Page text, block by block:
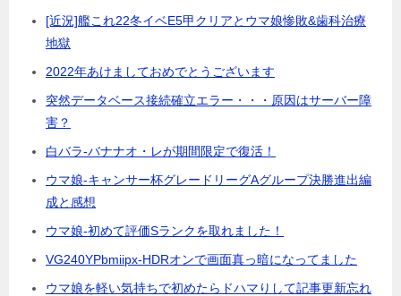
[近況]艦これ22冬イベE5甲クリアとウマ娘惨敗&歯科治療
地獄
2022年あけましておめでとうございます
突然データベース接続確立エラー・・・原因はサーバー障
害？
白バラ-バナナオ・レが期間限定で復活！
ウマ娘-キャンサー杯グレードリーグAグループ決勝進出編
成と感想
ウマ娘-初めて評価Sランクを取れました！
VG240YPbmiipx-HDRオンで画面真っ暗になってました
ウマ娘を軽い気持ちで初めたらドハマりして記事更新忘れ